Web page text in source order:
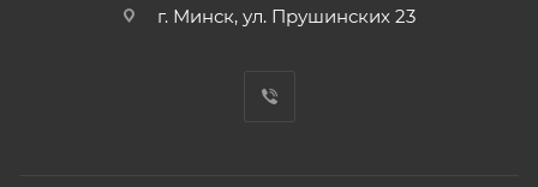
г. Минск, ул. Прушинских 23